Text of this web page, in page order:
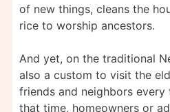
of new things, cleans the
rice to worship ancestors.
And yet, on the traditional
also a custom to visit the
friends and neighbors every
that time, homeowners or